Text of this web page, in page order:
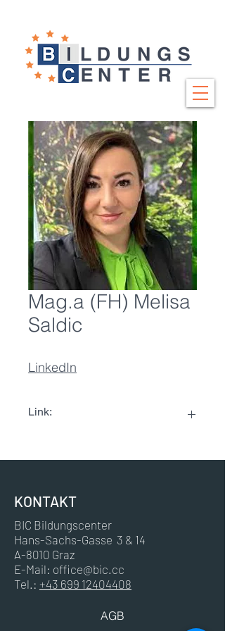
Mag.a (FH) Melisa
Saldic
LinkedIn
Link:
KONTAKT
BIC Bildungscenter
Hans-Sachs-Gasse 3 & 14
A-8010 Graz
E-Mail: office@bic.cc
Tel.: +43 699 12404408
AGB